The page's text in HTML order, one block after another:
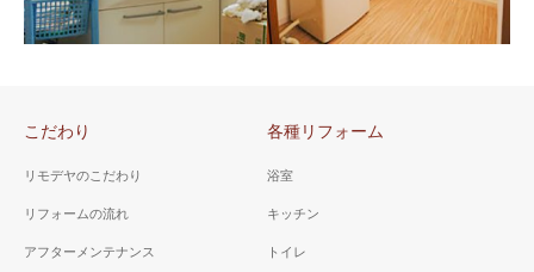
山梨県 昭和町 Ｓ様邸（洗
面所）
く使いやすい設計に。
山梨県 市川三郷町 Ａ様
に収ま理、洗面台はすべて引
上げました。
こだわり
リモデヤのこだわり
リフォームの流れ
アフターメンテナンス
各種リフォーム
浴室
キッチン
トイレ